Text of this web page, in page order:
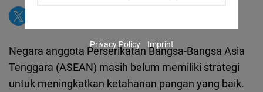
Negara anggota Perserikatan Bangsa-Bangsa Asia
Tenggara (ASEAN) masih belum memiliki strategi
untuk meningkatkan ketahanan pangan yang baik.
Youtube
Embed
Privacy Policy Imprint